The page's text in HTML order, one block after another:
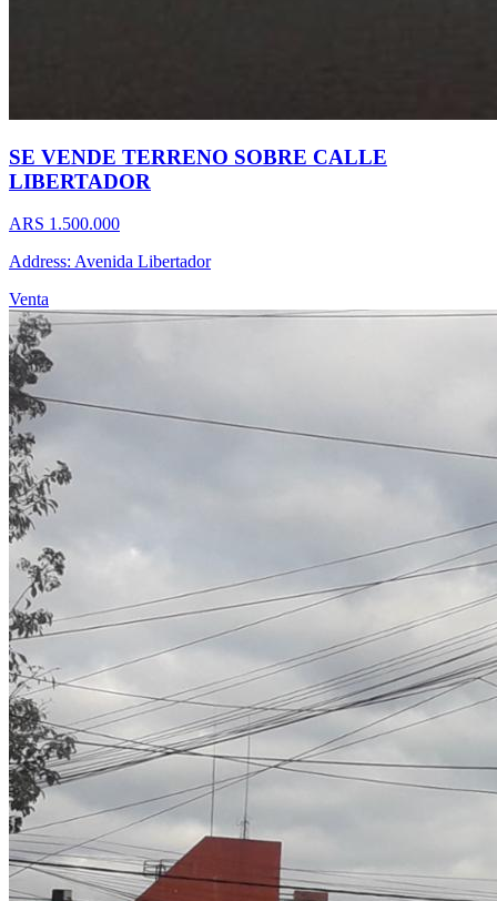
SE VENDE TERRENO SOBRE CALLE
LIBERTADOR
ARS 1.500.000
Address: Avenida Libertador
Venta